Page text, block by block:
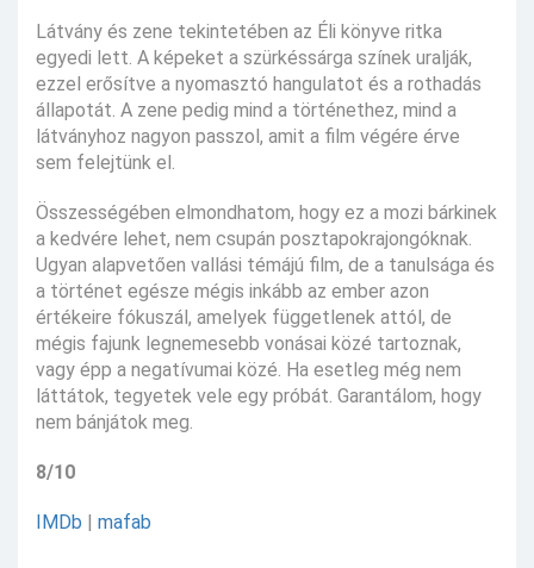
Látvány és zene tekintetében az Éli könyve ritka
egyedi lett. A képeket a szürkéssárga színek uralják,
ezzel erősítve a nyomasztó hangulatot és a rothadás
állapotát. A zene pedig mind a történethez, mind a
látványhoz nagyon passzol, amit a film végére érve
sem felejtünk el.
Összességében elmondhatom, hogy ez a mozi bárkinek
a kedvére lehet, nem csupán posztapokrajongóknak.
Ugyan alapvetően vallási témájú film, de a tanulsága és
a történet egésze mégis inkább az ember azon
értékeire fókuszál, amelyek függetlenek attól, de
mégis fajunk legnemesebb vonásai közé tartoznak,
vagy épp a negatívumai közé. Ha esetleg még nem
láttátok, tegyetek vele egy próbát. Garantálom, hogy
nem bánjátok meg.
8/10
IMDb | mafab